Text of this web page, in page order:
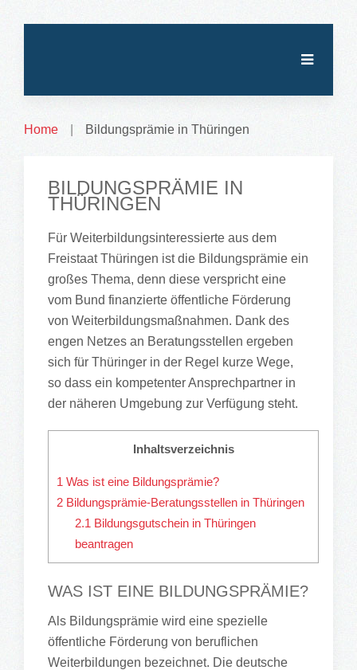
Home Bildungsprämie in Thüringen
BILDUNGSPRÄMIE IN
THÜRINGEN
Für Weiterbildungsinteressierte aus dem
Freistaat Thüringen ist die Bildungsprämie ein
großes Thema, denn diese verspricht eine
vom Bund finanzierte öffentliche Förderung
von Weiterbildungsmaßnahmen. Dank des
engen Netzes an Beratungsstellen ergeben
sich für Thüringer in der Regel kurze Wege,
so dass ein kompetenter Ansprechpartner in
der näheren Umgebung zur Verfügung steht.
Inhaltsverzeichnis
1 Was ist eine Bildungsprämie?
2 Bildungsprämie-Beratungsstellen in Thüringen
2.1 Bildungsgutschein in Thüringen
beantragen
WAS IST EINE BILDUNGSPRÄMIE?
Als Bildungsprämie wird eine spezielle
öffentliche Förderung von beruflichen
Weiterbildungen bezeichnet. Die deutsche